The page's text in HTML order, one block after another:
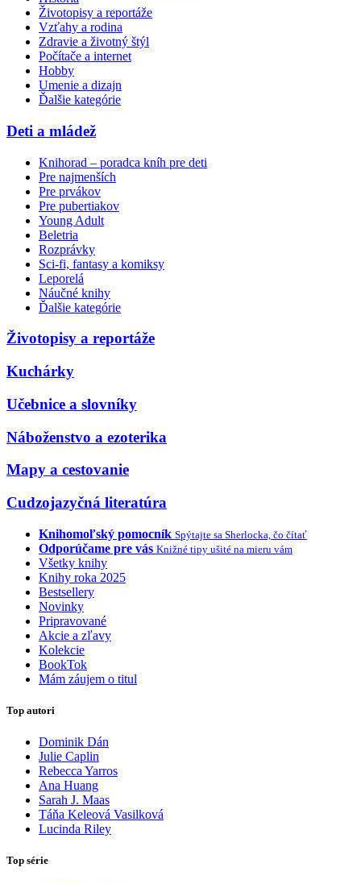
Životopisy a reportáže
Vzťahy a rodina
Zdravie a životný štýl
Počítače a internet
Hobby
Umenie a dizajn
Ďalšie kategórie
Deti a mládež
Knihorad – poradca kníh pre deti
Pre najmenších
Pre prvákov
Pre pubertiakov
Young Adult
Beletria
Rozprávky
Sci-fi, fantasy a komiksy
Leporelá
Náučné knihy
Ďalšie kategórie
Životopisy a reportáže
Kuchárky
Učebnice a slovníky
Náboženstvo a ezoterika
Mapy a cestovanie
Cudzojazyčná literatúra
Knihomoľský pomocník Spýtajte sa Sherlocka, čo čítať
Odporúčame pre vás Knižné tipy ušité na mieru vám
Všetky knihy
Knihy roka 2025
Bestsellery
Novinky
Pripravované
Akcie a zľavy
Kolekcie
BookTok
Mám záujem o titul
Top autori
Dominik Dán
Julie Caplin
Rebecca Yarros
Ana Huang
Sarah J. Maas
Táňa Keleová Vasilková
Lucinda Riley
Top série